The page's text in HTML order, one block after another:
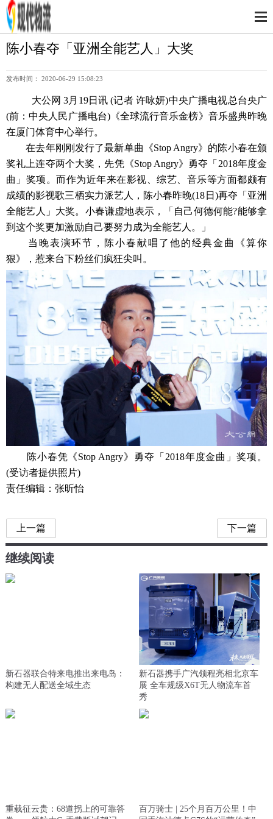
陈小春夺「亚洲全能艺人」大奖
发布时间： 2020-06-29 15:08:23
大公网 3月19日讯 (记者 许咏妍)中央广播电视总台央广
(前：中央人民广播电台)《全球流行音乐金榜》音乐盛典昨晚
在厦门体育中心举行。
在去年刚刚发行了最新单曲《Stop Angry》的陈小春在颁
奖礼上连夺两个大奖，先凭《Stop Angry》勇夺「2018年度金
曲」奖项。而作为近年来在影视、综艺、音乐等方面都颇有
成绩的影视歌三栖实力派艺人，陈小春昨晚(18日)再夺「亚洲
全能艺人」大奖。小春谦虚地表示，「自己何德何能?能够拿
到这个奖更加激励自己要努力成为全能艺人。」
当晚表演环节，陈小春献唱了他的经典金曲《算你
狠》，惹来台下粉丝们疯狂尖叫。
陈小春凭《Stop Angry》勇夺「2018年度金曲」奖项。
(受访者提供照片)
责任编辑：张昕怡
上一篇 下一篇
继续阅读
新石器联合特来电推出来电岛：
构建无人配送全域生态
新石器携手广汽领程亮相北京车
展 全车规级X6T无人物流车首
秀
重载征云贵：68道拐上的可靠答
百万骑士 | 25个月百万公里！中